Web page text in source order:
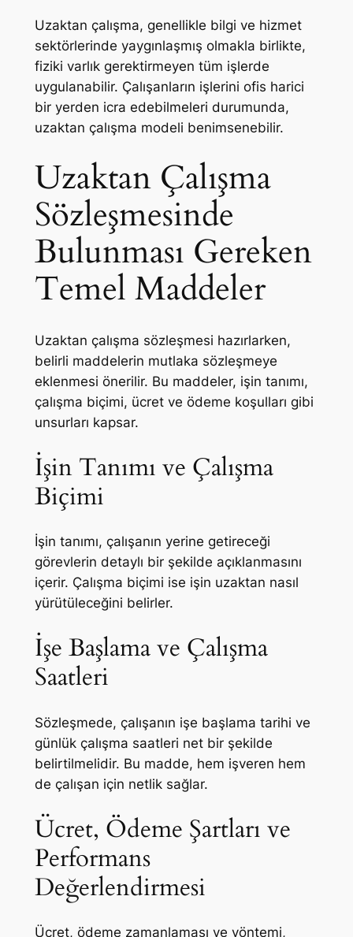
Uzaktan çalışma, genellikle bilgi ve hizmet
sektörlerinde yaygınlaşmış olmakla birlikte,
fiziki varlık gerektirmeyen tüm işlerde
uygulanabilir. Çalışanların işlerini ofis harici
bir yerden icra edebilmeleri durumunda,
uzaktan çalışma modeli benimsenebilir.
Uzaktan Çalışma
Sözleşmesinde
Bulunması Gereken
Temel Maddeler
Uzaktan çalışma sözleşmesi hazırlarken,
belirli maddelerin mutlaka sözleşmeye
eklenmesi önerilir. Bu maddeler, işin tanımı,
çalışma biçimi, ücret ve ödeme koşulları gibi
unsurları kapsar.
İşin Tanımı ve Çalışma
Biçimi
İşin tanımı, çalışanın yerine getireceği
görevlerin detaylı bir şekilde açıklanmasını
içerir. Çalışma biçimi ise işin uzaktan nasıl
yürütüleceğini belirler.
İşe Başlama ve Çalışma
Saatleri
Sözleşmede, çalışanın işe başlama tarihi ve
günlük çalışma saatleri net bir şekilde
belirtilmelidir. Bu madde, hem işveren hem
de çalışan için netlik sağlar.
Ücret, Ödeme Şartları ve
Performans
Değerlendirmesi
Ücret, ödeme zamanlaması ve yöntemi,